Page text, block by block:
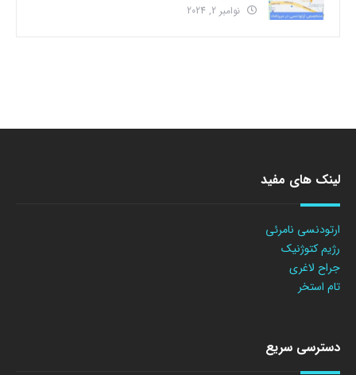
نوامبر 2, 2024
لینک های مفید
ارتودنسی نامرئی
رژیم کتوژنیک
جراح لاغری
تام استخر
دسترسی سریع